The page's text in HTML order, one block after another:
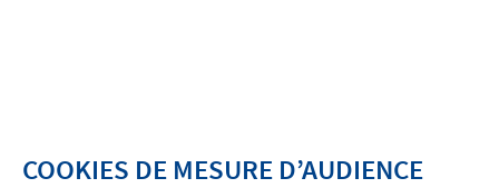
COOKIES DE MESURE D’AUDIENCE